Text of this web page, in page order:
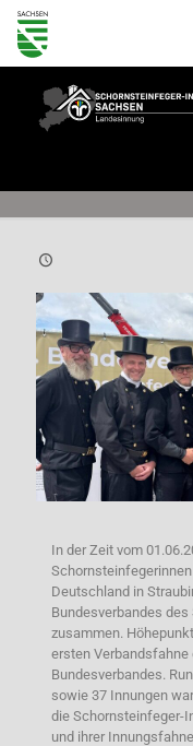
In der Zeit vom
Deutschland in
Bundesverbandes
zusammen.
ersten Verbandsfahne
Bundesverbandes.
sowie 37 Innungen
die Schornsteinfeger-
und ihrer